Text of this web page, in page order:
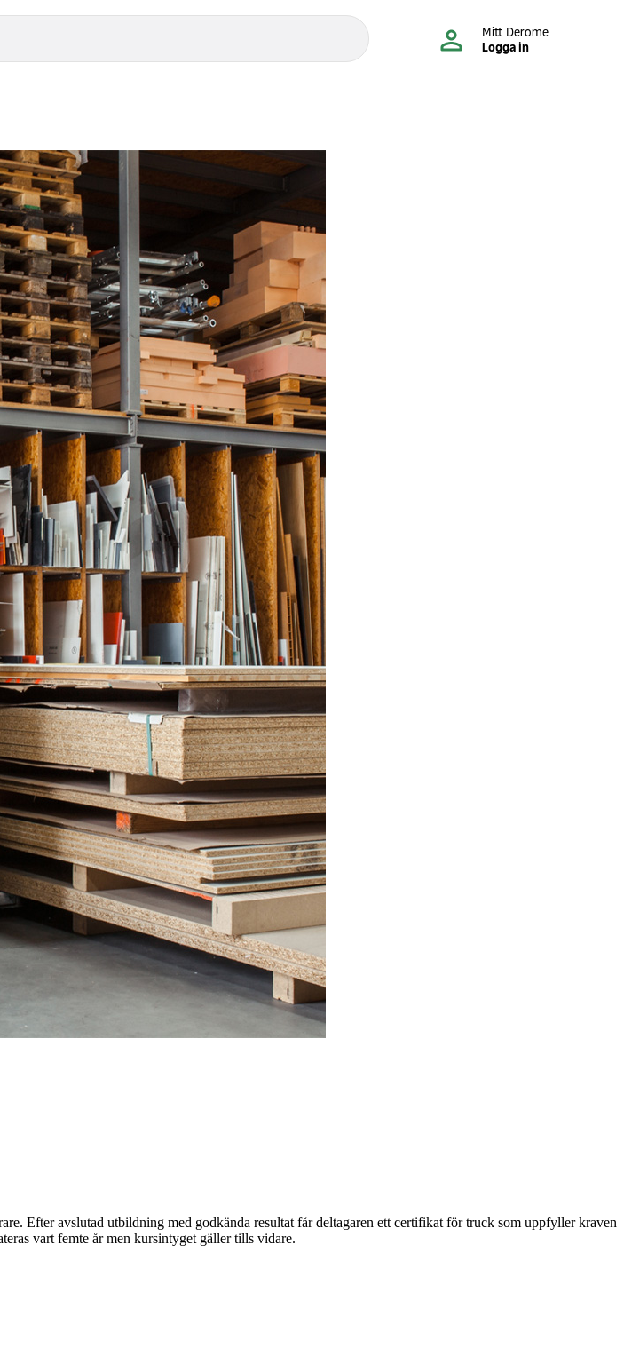
Mitt Derome
Logga in
Efter avslutad utbildning med godkända resultat får deltagaren ett certifikat för truck som uppfyller kraven
vart femte år men kursintyget gäller tills vidare.